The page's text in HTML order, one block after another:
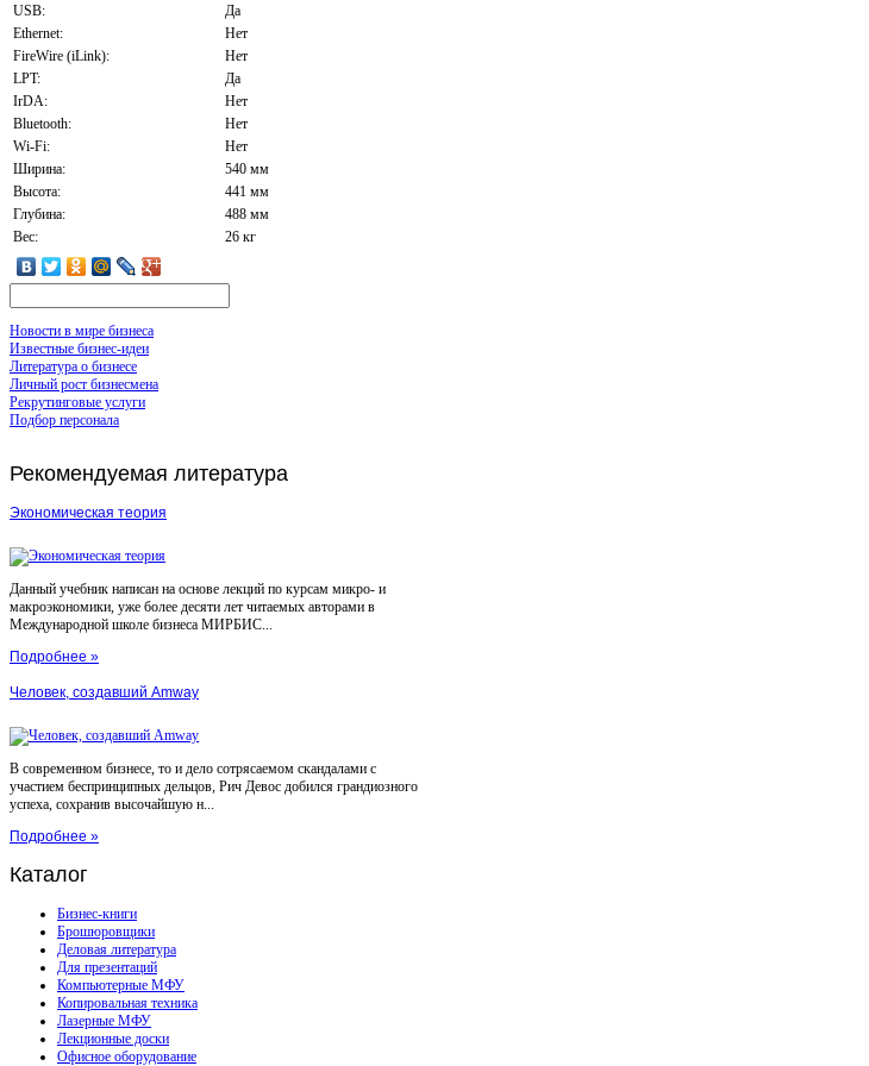
USB:
Да
Ethernet:
Нет
FireWire (iLink):
Нет
LPT:
Да
IrDA:
Нет
Bluetooth:
Нет
Wi-Fi:
Нет
Ширина:
540 мм
Высота:
441 мм
Глубина:
488 мм
Вес:
26 кг
Новости в мире бизнеса
Известные бизнес-идеи
Литература о бизнесе
Личный рост бизнесмена
Рекрутинговые услуги
Подбор персонала
Рекомендуемая литература
Экономическая теория
Данный учебник написан на основе лекций по курсам микро- и
макроэкономики, уже более десяти лет читаемых авторами в
Международной школе бизнеса МИРБИС...
Подробнее »
Человек, создавший Amway
В современном бизнесе, то и дело сотрясаемом скандалами с
участием беспринципных дельцов, Рич Девос добился грандиозного
успеха, сохранив высочайшую н...
Подробнее »
Каталог
Бизнес-книги
Брошюровщики
Деловая литература
Для презентаций
Компьютерные МФУ
Копировальная техника
Лазерные МФУ
Лекционные доски
Офисное оборудование